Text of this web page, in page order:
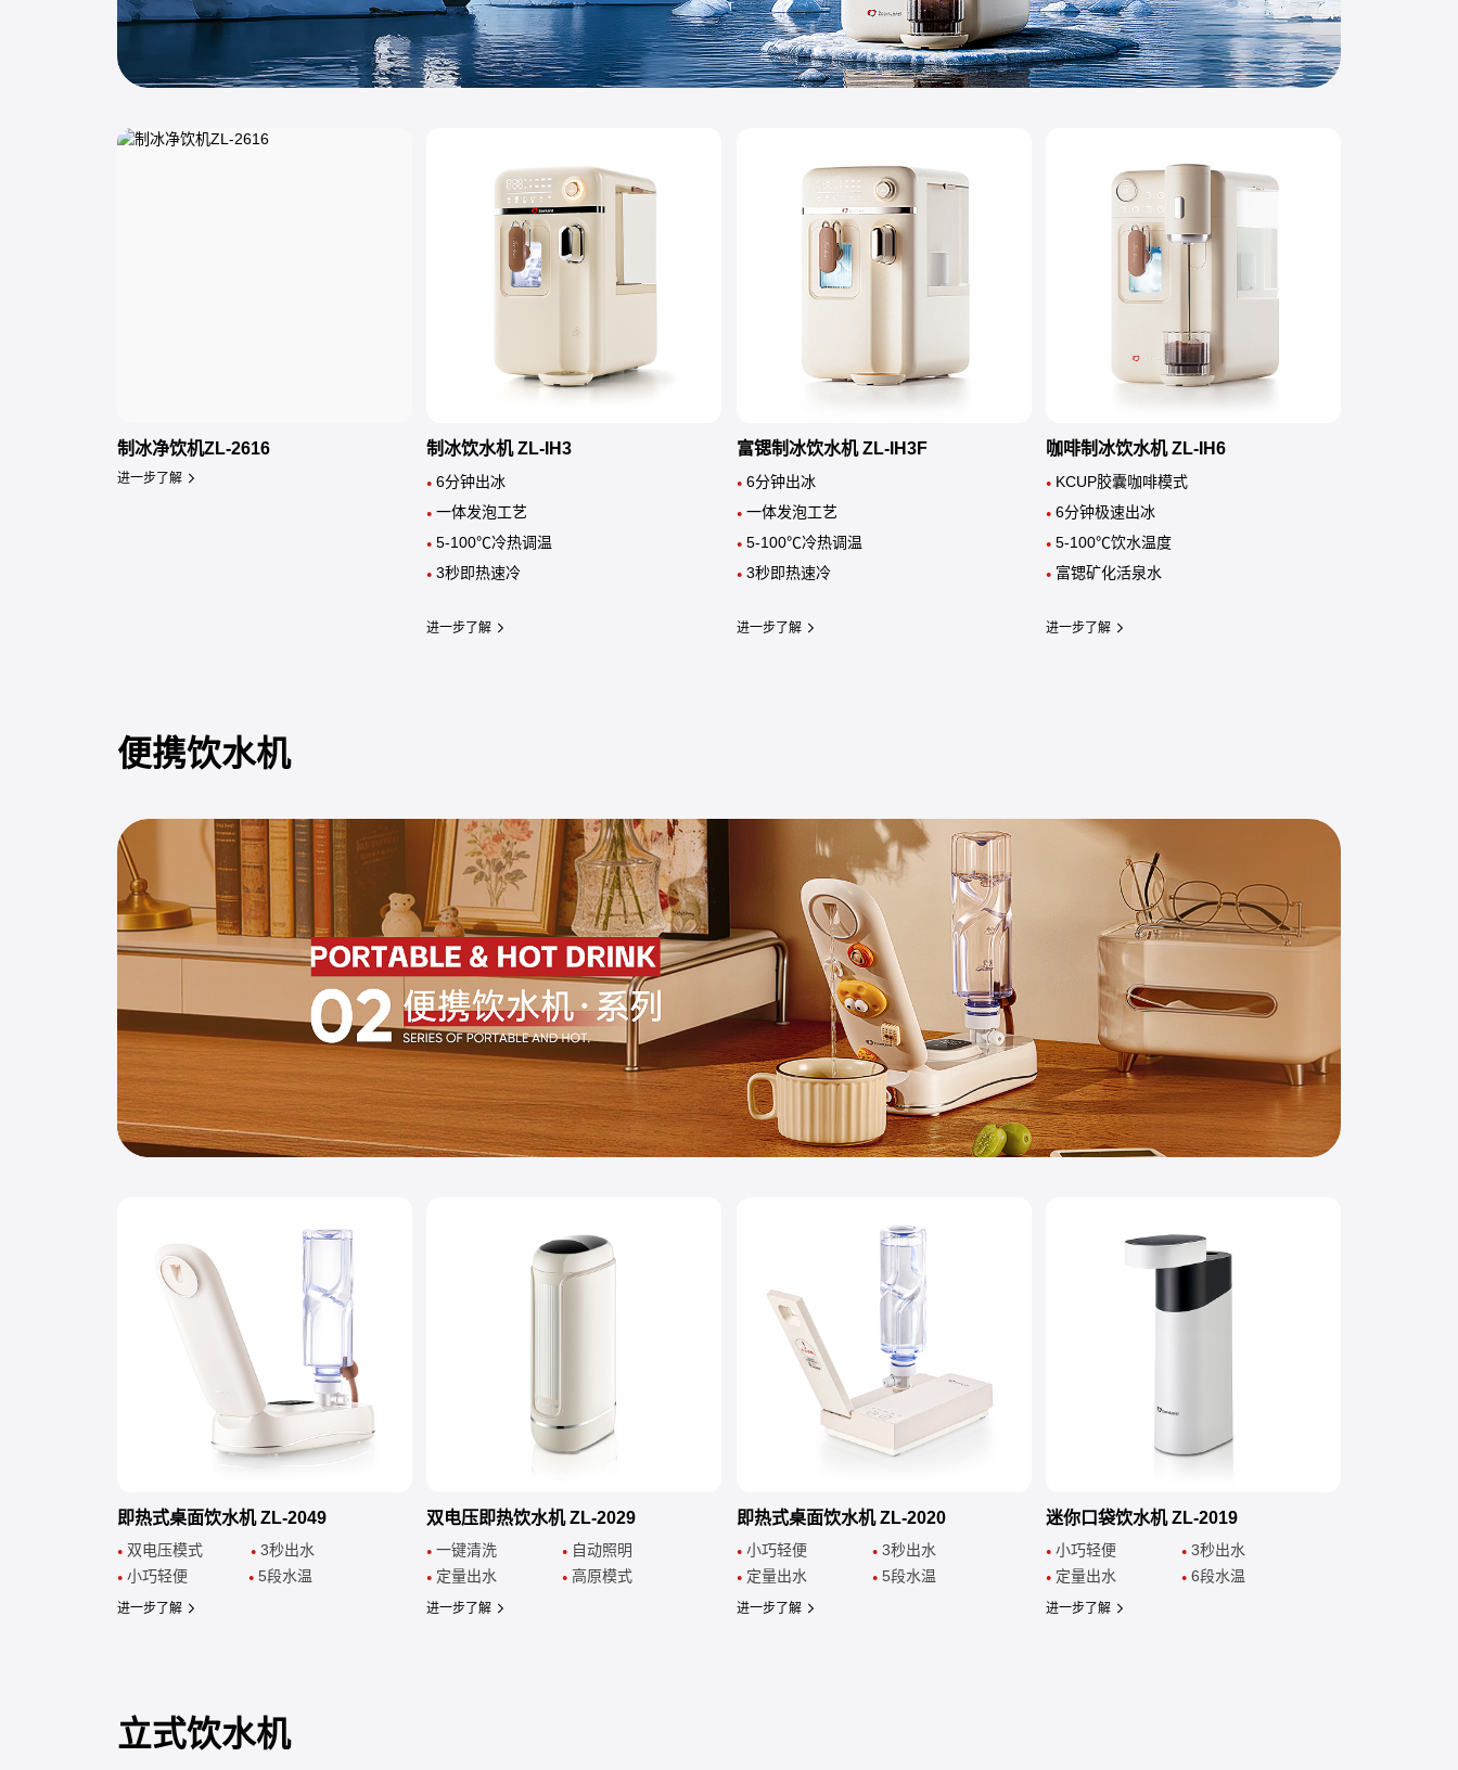
制冰净饮机ZL-2616
进一步了解
制冰饮水机 ZL-IH3
● 6分钟出冰
● 一体发泡工艺
● 5-100℃冷热调温
● 3秒即热速冷
进一步了解
富锶制冰饮水机 ZL-IH3F
●6分钟出冰
●一体发泡工艺
●5-100℃冷热调温
●3秒即热速冷
进一步了解
咖啡制冰饮水机 ZL-IH6
● KCUP胶囊咖啡模式
● 6分钟极速出冰
● 5-100℃饮水温度
● 富锶矿化活泉水
进一步了解
便携饮水机
即热式桌面饮水机 ZL-2049
●双电压模式 ●3秒出水
●小巧轻便 ●5段水温
进一步了解
双电压即热饮水机 ZL-2029
● 一键清洗● 自动照明
● 定量出水● 高原模式
进一步了解
即热式桌面饮水机 ZL-2020
●小巧轻便 ●3秒出水
●定量出水 ●5段水温
进一步了解
迷你口袋饮水机 ZL-2019
● 小巧轻便● 3秒出水
● 定量出水 ● 6段水温
进一步了解
立式饮水机